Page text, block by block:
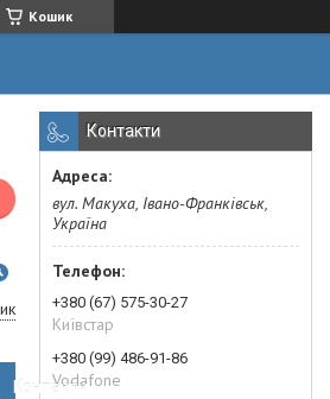
Кошик
Контакти
Контакти
вул. Макуха, Івано-Франківськ,
Україна
+380 (67) 575-30-27
Київстар
+380 (99) 486-91-86
Vodafone